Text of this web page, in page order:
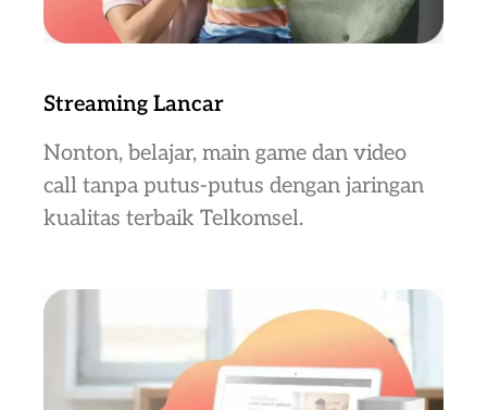
Streaming Lancar
Nonton, belajar, main game dan video
call tanpa putus-putus dengan jaringan
kualitas terbaik Telkomsel.